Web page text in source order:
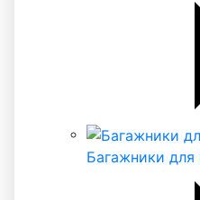
Багажники